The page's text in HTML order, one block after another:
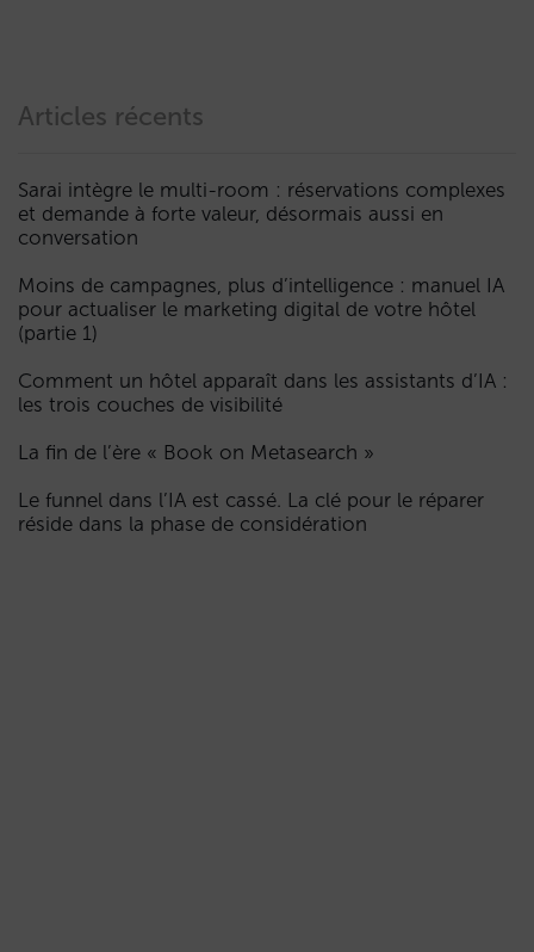
Articles récents
Sarai intègre le multi-room : réservations complexes
et demande à forte valeur, désormais aussi en
conversation
Moins de campagnes, plus d’intelligence : manuel IA
pour actualiser le marketing digital de votre hôtel
(partie 1)
Comment un hôtel apparaît dans les assistants d’IA :
les trois couches de visibilité
La fin de l’ère « Book on Metasearch »
Le funnel dans l’IA est cassé. La clé pour le réparer
réside dans la phase de considération